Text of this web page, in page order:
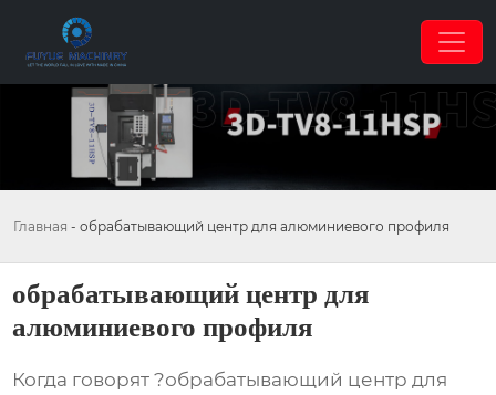
Главная - обрабатывающий центр для алюминиевого профиля
обрабатывающий центр для
алюминиевого профиля
Когда говорят ?обрабатывающий центр для